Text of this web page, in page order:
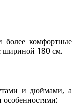
комфортные
шириной 180 см.
и дюймами, а
особенностями: